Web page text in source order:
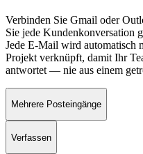
Verbinden Sie Gmail oder
Sie jede Kundenkonversation
Jede E-Mail wird automatisch
Projekt verknüpft, damit Ihr
antwortet — nie aus einem
Mehrere Posteingänge
Verfassen